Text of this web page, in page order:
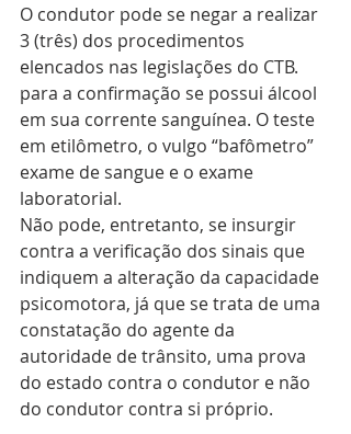
O condutor pode se negar a realizar
3 (três) dos procedimentos
elencados nas legislações do CTB.
para a confirmação se possui álcool
em sua corrente sanguínea. O teste
em etilômetro, o vulgo “bafômetro”
exame de sangue e o exame
laboratorial.
Não pode, entretanto, se insurgir
contra a verificação dos sinais que
indiquem a alteração da capacidade
psicomotora, já que se trata de uma
constatação do agente da
autoridade de trânsito, uma prova
do estado contra o condutor e não
do condutor contra si próprio.